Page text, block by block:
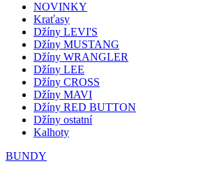
NOVINKY
Kraťasy
Džíny LEVI'S
Džíny MUSTANG
Džíny WRANGLER
Džíny LEE
Džíny CROSS
Džíny MAVI
Džíny RED BUTTON
Džíny ostatní
Kalhoty
BUNDY